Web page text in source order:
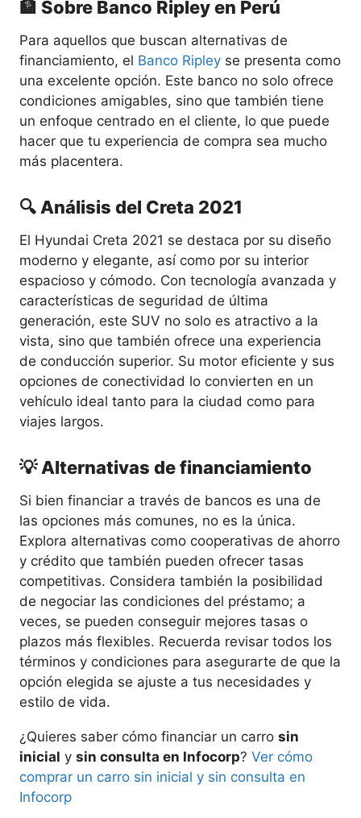
🏦 Sobre Banco Ripley en Perú
Para aquellos que buscan alternativas de
financiamiento, el Banco Ripley se presenta como
una excelente opción. Este banco no solo ofrece
condiciones amigables, sino que también tiene
un enfoque centrado en el cliente, lo que puede
hacer que tu experiencia de compra sea mucho
más placentera.
🔍 Análisis del Creta 2021
El Hyundai Creta 2021 se destaca por su diseño
moderno y elegante, así como por su interior
espacioso y cómodo. Con tecnología avanzada y
características de seguridad de última
generación, este SUV no solo es atractivo a la
vista, sino que también ofrece una experiencia
de conducción superior. Su motor eficiente y sus
opciones de conectividad lo convierten en un
vehículo ideal tanto para la ciudad como para
viajes largos.
💡 Alternativas de financiamiento
Si bien financiar a través de bancos es una de
las opciones más comunes, no es la única.
Explora alternativas como cooperativas de ahorro
y crédito que también pueden ofrecer tasas
competitivas. Considera también la posibilidad
de negociar las condiciones del préstamo; a
veces, se pueden conseguir mejores tasas o
plazos más flexibles. Recuerda revisar todos los
términos y condiciones para asegurarte de que la
opción elegida se ajuste a tus necesidades y
estilo de vida.
¿Quieres saber cómo financiar un carro sin
inicial y sin consulta en Infocorp? Ver cómo
comprar un carro sin inicial y sin consulta en
Infocorp